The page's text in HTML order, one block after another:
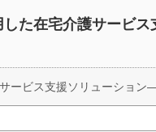
た在宅介護サービ
ービス支援ソリューション